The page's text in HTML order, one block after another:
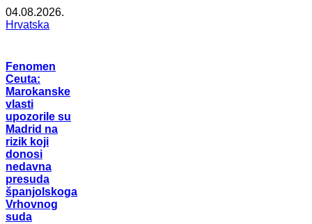
04.08.2026.
Hrvatska
Fenomen
Ceuta:
Marokanske
vlasti
upozorile su
Madrid na
rizik koji
donosi
nedavna
presuda
španjolskoga
Vrhovnog
suda